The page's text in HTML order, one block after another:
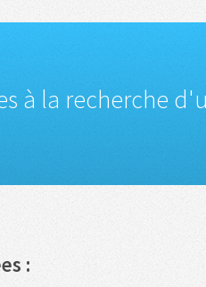
à la recherche
: